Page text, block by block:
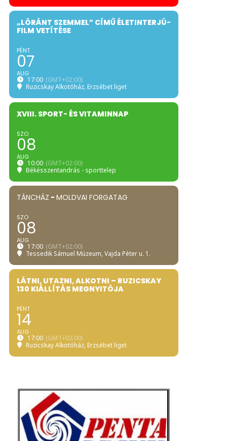
„LÓRÁNT SZEMMEL” CÍMŰ ÉLETINTERJÚ-
FILM VETÍTÉSE
PÉNT
07
AUG
17:00 (GMT+02:00)
Ruzicskay Alkotóház, Erzsébet liget
XVIII. SPORT- ÉS VITAMINNAP
SZO
08
AUG
10:00 (GMT+02:00)
Békésszentandrás - sporttelep
TÁNCHÁZ - MOLDVAI FORGATAG
SZO
08
AUG
17:00 (GMT+02:00)
Tessedik Sámuel Múzeum, Vajda Péter u. 1.
LÁTNI, UTAZNI, ALKOTNI – RUZICSKAY
130 KIÁLLÍTÁS MEGNYITÓJA
PÉNT
14
AUG
17:00 (GMT+02:00)
Ruzicskay Alkotóház, Erzsébet liget